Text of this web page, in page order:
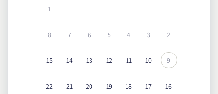
1
2
3
4
5
6
7
8
9
10
11
12
13
14
15
16
17
18
19
20
21
22